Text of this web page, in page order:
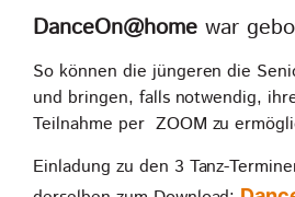
DanceOn@homewar
So können die jüngeren die
und bringen, falls notwendig,
Teilnahme per ZOOM zu
Einladung zu den 3 Tanz-